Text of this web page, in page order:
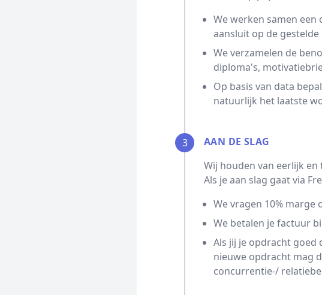
We werken samen
aansluit op de gestelde
We verzamelen de
diploma's,
Op basis van data
natuurlijk het laatste
3
AAN DE SLAG
Wij houden van eerlijk
Als je aan slag gaat via
We vragen 10%
We betalen je factuur
Als jij je opdracht goed
nieuwe opdracht mag
concurrentie-/